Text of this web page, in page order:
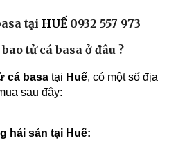
tại HUẾ0932 557 973
tử cá basa ở đâu ?
cá basa tại Huế, có một số địa
sau đây:
hải sản tại Huế: